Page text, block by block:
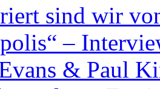
sind wir
–
& Paul